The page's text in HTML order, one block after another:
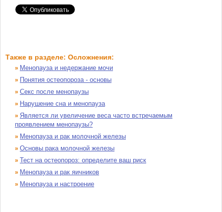
Также в разделе: Осложнения:
» Менопауза и недержание мочи
» Понятия остеопороза - основы
» Секс после менопаузы
» Нарушение сна и менопауза
» Является ли увеличение веса часто встречаемым
проявлением менопаузы?
» Менопауза и рак молочной железы
» Основы рака молочной железы
» Тест на остеопороз: определите ваш риск
» Менопауза и рак яичников
» Менопауза и настроение